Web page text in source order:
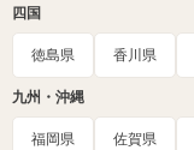
四国
徳島県 香川県
九州・沖縄
福岡県 佐賀県